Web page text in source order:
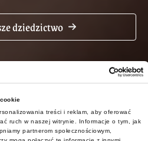
treści i reklam, aby oferować
ruch w naszej witrynie. Informacje o tym, jak
partnerom społecznościowym,
dziedzictwo
przygody i